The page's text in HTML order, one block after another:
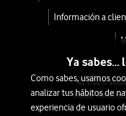
Información a
© 2026
Avda.
Ya sabes...
Como sabes, usamos
analizar tus hábitos de
experiencia de usuario